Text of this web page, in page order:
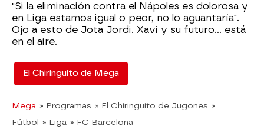
"Si la eliminación contra el Nápoles es dolorosa y
en Liga estamos igual o peor, no lo aguantaría".
Ojo a esto de Jota Jordi. Xavi y su futuro... está
en el aire.
El Chiringuito de Mega
Mega » Programas » El Chiringuito de Jugones »
Fútbol » Liga » FC Barcelona